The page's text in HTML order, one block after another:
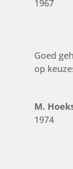
1967
Goed
op
M.
1974